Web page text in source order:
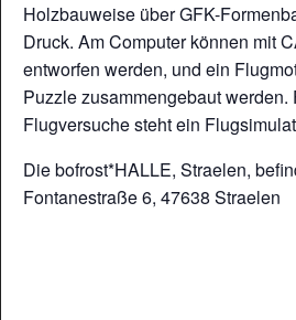
Holzbauweise über GFK-
Druck. Am Computer können mit
entworfen werden, und ein
Puzzle zusammengebaut werden.
Flugversuche steht ein
Die bofrost*HALLE, Straelen,
Fontanestraße 6, 47638 Straelen